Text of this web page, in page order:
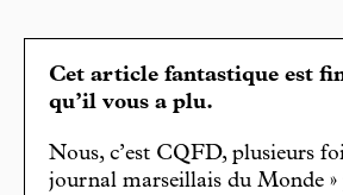
Cet article fantastique est
qu’il vous a plu.
Nous, c’est CQFD, plusieurs
journal marseillais du Monde »